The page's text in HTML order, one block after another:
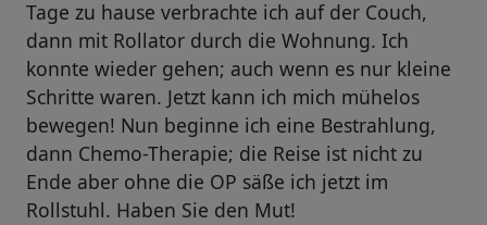
Tage zu hause verbrachte ich auf der Couch,
dann mit Rollator durch die Wohnung. Ich
konnte wieder gehen; auch wenn es nur kleine
Schritte waren. Jetzt kann ich mich mühelos
bewegen! Nun beginne ich eine Bestrahlung,
dann Chemo-Therapie; die Reise ist nicht zu
Ende aber ohne die OP säße ich jetzt im
Rollstuhl. Haben Sie den Mut!